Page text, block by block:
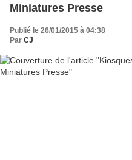
Miniatures Presse
Publié le 26/01/2015 à 04:38
Par CJ